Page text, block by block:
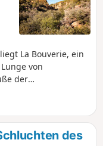
La Bouverie, ein
von
der
Wanderwege
haben
Roquebrune-sur-
kontinuierlich
des